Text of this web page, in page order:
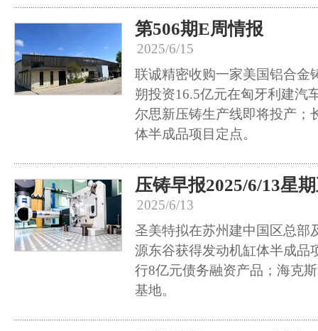
第506期E周情报
2025/6/15
联诚精密收购一家美国铝合金
朔投资16.5亿元在匈牙利建汽
尔思新压铸生产线即将投产；
体半成品项目定点。
压铸早报2025/6/13星
2025/6/13
圣美特拟在苏州建中国区总部
源东谷获得发动机缸体半成品
行8亿元债务融资产品；海克
基地。